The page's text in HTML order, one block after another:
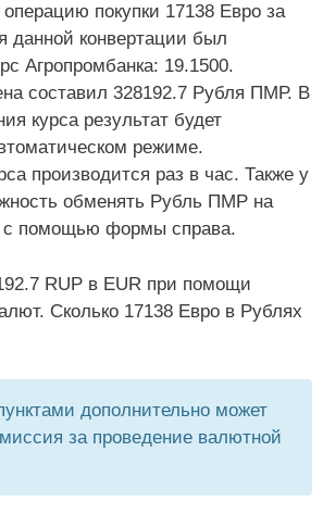
покупки 17138 Евро за
конвертации был
Агропромбанка: 19.1500.
составил 328192.7 Рубля ПМР. В
курса результат будет
режиме.
производится раз в час. Также у
обменять Рубль ПМР на
с помощью формы справа.
RUP в EUR при помощи
Сколько 17138 Евро в Рублях
дополнительно может
за проведение валютной